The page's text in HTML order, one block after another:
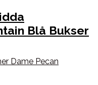
Blå Bukser